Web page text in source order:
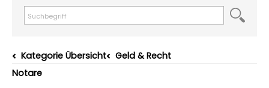
Kategorie Übersicht
Geld & Recht
Notare